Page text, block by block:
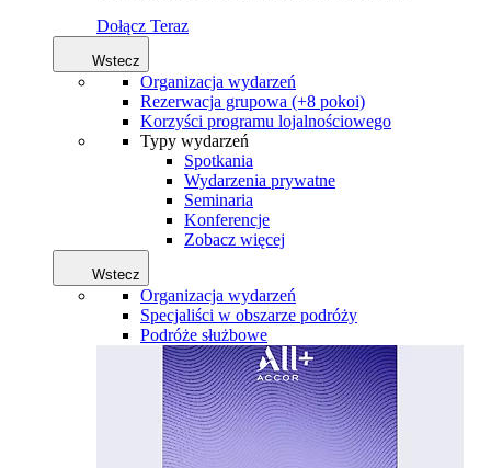
Dołącz Teraz
Wstecz
Organizacja wydarzeń
Rezerwacja grupowa (+8 pokoi)
Korzyści programu lojalnościowego
Typy wydarzeń
Spotkania
Wydarzenia prywatne
Seminaria
Konferencje
Zobacz więcej
Wstecz
Organizacja wydarzeń
Specjaliści w obszarze podróży
Podróże służbowe